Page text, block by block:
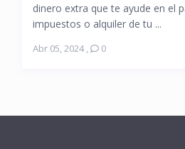
dinero extra que te ayude en el
impuestos o alquiler de tu ...
Abr 05, 2024, 0